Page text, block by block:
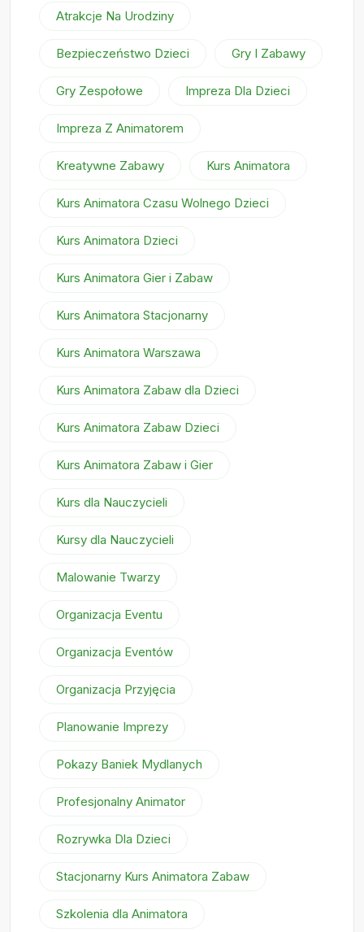
Atrakcje Na Urodziny
Bezpieczeństwo Dzieci Gry I Zabawy
Gry Zespołowe Impreza Dla Dzieci
Impreza Z Animatorem
Kreatywne Zabawy Kurs Animatora
Kurs Animatora Czasu Wolnego Dzieci
Kurs Animatora Dzieci
Kurs Animatora Gier i Zabaw
Kurs Animatora Stacjonarny
Kurs Animatora Warszawa
Kurs Animatora Zabaw dla Dzieci
Kurs Animatora Zabaw Dzieci
Kurs Animatora Zabaw i Gier
Kurs dla Nauczycieli
Kursy dla Nauczycieli
Malowanie Twarzy
Organizacja Eventu
Organizacja Eventów
Organizacja Przyjęcia
Planowanie Imprezy
Pokazy Baniek Mydlanych
Profesjonalny Animator
Rozrywka Dla Dzieci
Stacjonarny Kurs Animatora Zabaw
Szkolenia dla Animatora